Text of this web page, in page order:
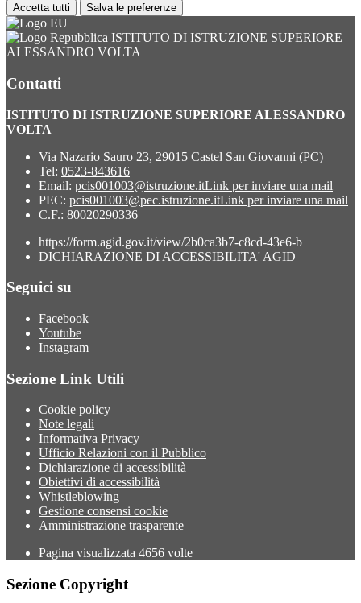
Accetta tutti Salva le preferenze
ISTITUTO DI ISTRUZIONE SUPERIORE
ALESSANDRO VOLTA
Contatti
ISTITUTO DI ISTRUZIONE SUPERIORE ALESSANDRO
VOLTA
Via Nazario Sauro 23, 29015 Castel San Giovanni (PC)
Tel: 0523-843616
Email: pcis001003@istruzione.itLink per inviare una mail
PEC: pcis001003@pec.istruzione.itLink per inviare una mail
C.F.: 80020290336
https://form.agid.gov.it/view/2b0ca3b7-c8cd-43e6-b
DICHIARAZIONE DI ACCESSIBILITA' AGID
Seguici su
Facebook
Youtube
Instagram
Sezione Link Utili
Cookie policy
Note legali
Informativa Privacy
Ufficio Relazioni con il Pubblico
Dichiarazione di accessibilità
Obiettivi di accessibilità
Whistleblowing
Gestione consensi cookie
Amministrazione trasparente
Pagina visualizzata 4656 volte
Sezione Copyright